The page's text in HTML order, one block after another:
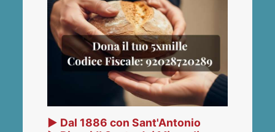
▶ Dal 1886 con Sant'Antonio